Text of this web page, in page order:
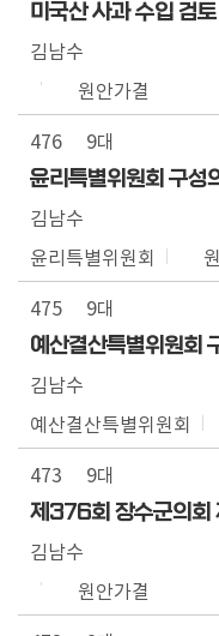
미국산 사과 수입 검
김남수
원안가결
476
9대
윤리특별위원회 구성
김남수
윤리특별위원회
475
9대
예산결산특별위원회
김남수
예산결산특별위원회
473
9대
제376회 장수군의회
김남수
원안가결